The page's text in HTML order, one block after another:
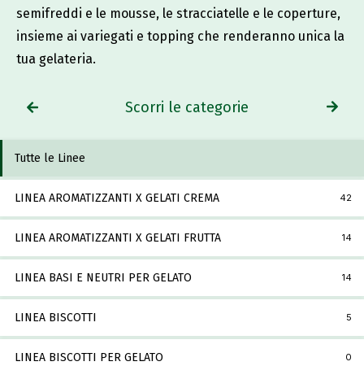
semifreddi e le mousse, le stracciatelle e le coperture,
insieme ai variegati e topping che renderanno unica la
tua gelateria.
Scorri le categorie
Tutte le Linee
LINEA AROMATIZZANTI X GELATI CREMA 42
LINEA AROMATIZZANTI X GELATI FRUTTA 14
LINEA BASI E NEUTRI PER GELATO 14
LINEA BISCOTTI 5
LINEA BISCOTTI PER GELATO 0